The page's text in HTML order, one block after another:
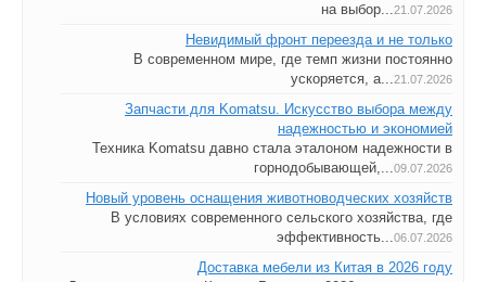
на выбор...21.07.2026
Невидимый фронт переезда и не только
В современном мире, где темп жизни постоянно
ускоряется, а...21.07.2026
Запчасти для Komatsu. Искусство выбора между
надежностью и экономией
Техника Komatsu давно стала эталоном надежности в
горнодобывающей,...09.07.2026
Новый уровень оснащения животноводческих хозяйств
В условиях современного сельского хозяйства, где
эффективность...06.07.2026
Доставка мебели из Китая в 2026 году